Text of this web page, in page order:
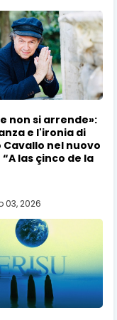
non si arrende»:
e l'ironia di
Cavallo nel nuovo
las çinco de la
03, 2026